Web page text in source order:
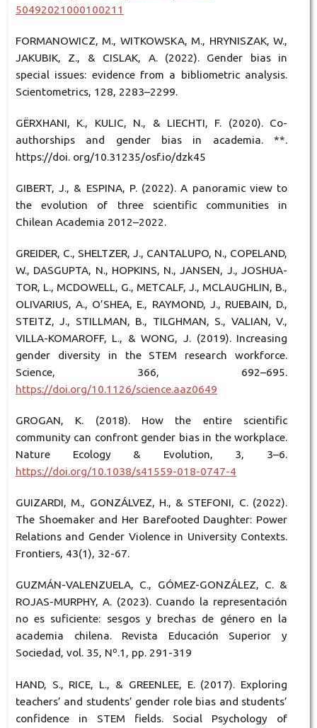
50492021000100211
FORMANOWICZ, M., WITKOWSKA, M., HRYNISZAK, W.,
JAKUBIK, Z., & CISLAK, A. (2022). Gender bias in
special issues: evidence from a bibliometric analysis.
Scientometrics, 128, 2283–2299.
GËRXHANI, K., KULIC, N., & LIECHTI, F. (2020). Co-
authorships and gender bias in academia. **.
https://doi. org/10.31235/osf.io/dzk45
GIBERT, J., & ESPINA, P. (2022). A panoramic view to
the evolution of three scientific communities in
Chilean Academia 2012–2022.
GREIDER, C., SHELTZER, J., CANTALUPO, N., COPELAND,
W., DASGUPTA, N., HOPKINS, N., JANSEN, J., JOSHUA-
TOR, L., MCDOWELL, G., METCALF, J., MCLAUGHLIN, B.,
OLIVARIUS, A., O’SHEA, E., RAYMOND, J., RUEBAIN, D.,
STEITZ, J., STILLMAN, B., TILGHMAN, S., VALIAN, V.,
VILLA-KOMAROFF, L., & WONG, J. (2019). Increasing
gender diversity in the STEM research workforce.
Science, 366, 692–695.
https://doi.org/10.1126/science.aaz0649
GROGAN, K. (2018). How the entire scientific
community can confront gender bias in the workplace.
Nature Ecology & Evolution, 3, 3–6.
https://doi.org/10.1038/s41559-018-0747-4
GUIZARDI, M., GONZÁLVEZ, H., & STEFONI, C. (2022).
The Shoemaker and Her Barefooted Daughter: Power
Relations and Gender Violence in University Contexts.
Frontiers, 43(1), 32-67.
GUZMÁN-VALENZUELA, C., GÓMEZ-GONZÁLEZ, C. &
ROJAS-MURPHY, A. (2023). Cuando la representación
no es suficiente: sesgos y brechas de género en la
academia chilena. Revista Educación Superior y
Sociedad, vol. 35, Nº.1, pp. 291-319
HAND, S., RICE, L., & GREENLEE, E. (2017). Exploring
teachers’ and students’ gender role bias and students’
confidence in STEM fields. Social Psychology of